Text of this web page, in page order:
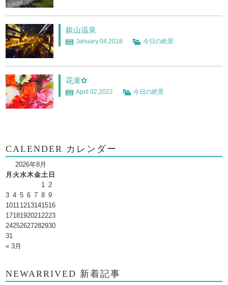
銀山温泉
January 04,2018 今日の絶景
花束✿
April 02,2022 今日の絶景
CALENDER カレンダー
2026年8月
月 火水木金土 日
1 2
3 4 5 6 7 8 9
10111213141516
17181920212223
24252627282930
31
« 3月
NEWARRIVED 新着記事